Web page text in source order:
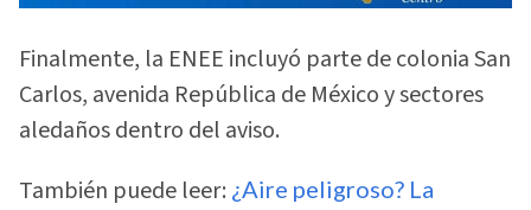
Finalmente, la ENEE incluyó parte de colonia San
Carlos, avenida República de México y sectores
aledaños dentro del aviso.
También puede leer: ¿Aire peligroso? La